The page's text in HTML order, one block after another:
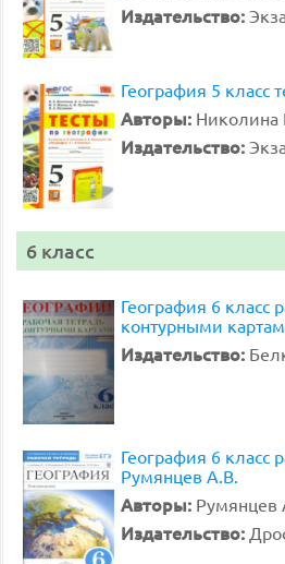
Издательство:
География 5 класс
Авторы: Николина
Издательство:
6 класс
География 6 класс
контурными
Издательство:
География 6 класс
Румянцев А.В.
Авторы: Румянцев
Издательство: